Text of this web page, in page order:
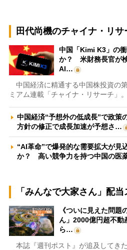
田代尚機のチャイナ・リサ
中国「Kimi K3」の
か？ 米財務長官が
AI…
中国経済に精通する中国株投資の
ミアム連載「チャイナ・リサーチ」
中国経済“予想外の低成長”で政
方針の修正で成長加速が予想さ…
“AI革命”で爆発的な需要拡大が見
か？ 高い競争力を持つ中国の医
「みんなで大家さん」配
《ついに見えた問題
ん」2000億円超不動
ら…
本誌『週刊ポスト』が追及してき